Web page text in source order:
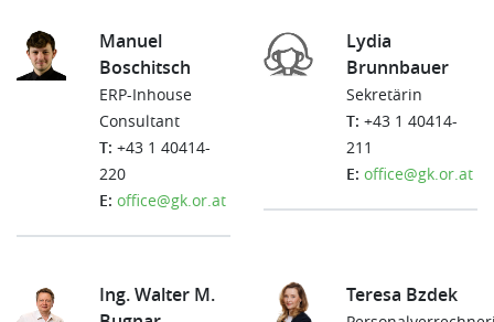
Manuel
Boschitsch
ERP-Inhouse
Consultant
T: +43 1 40414-
220
E: office@gk.or.at
Lydia
Brunnbauer
Sekretärin
T: +43 1 40414-
211
E: office@gk.or.at
Ing. Walter M.
Teresa Bzdek